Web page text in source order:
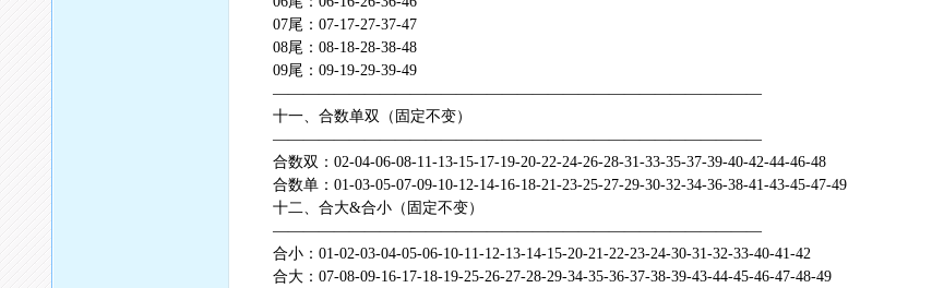
07尾：07-17-27-37-47
08尾：08-18-28-38-48
09尾：09-19-29-39-49
————————————————————————————————
十一、合数单双（固定不变）
————————————————————————————————
合数双：02-04-06-08-11-13-15-17-19-20-22-24-26-28-31-33-35-37-39-40-42-44-46-48
合数单：01-03-05-07-09-10-12-14-16-18-21-23-25-27-29-30-32-34-36-38-41-43-45-47-49
十二、合大&合小（固定不变）
————————————————————————————————
合小：01-02-03-04-05-06-10-11-12-13-14-15-20-21-22-23-24-30-31-32-33-40-41-42
合大：07-08-09-16-17-18-19-25-26-27-28-29-34-35-36-37-38-39-43-44-45-46-47-48-49